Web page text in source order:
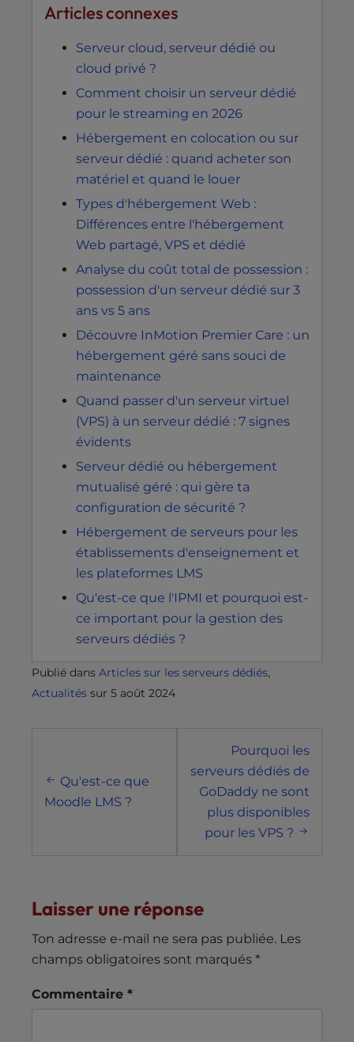
Articles connexes
Serveur cloud, serveur dédié ou
cloud privé ?
Comment choisir un serveur dédié
pour le streaming en 2026
Hébergement en colocation ou sur
serveur dédié : quand acheter son
matériel et quand le louer
Types d'hébergement Web :
Différences entre l'hébergement
Web partagé, VPS et dédié
Analyse du coût total de possession :
possession d'un serveur dédié sur 3
ans vs 5 ans
Découvre InMotion Premier Care : un
hébergement géré sans souci de
maintenance
Quand passer d'un serveur virtuel
(VPS) à un serveur dédié : 7 signes
évidents
Serveur dédié ou hébergement
mutualisé géré : qui gère ta
configuration de sécurité ?
Hébergement de serveurs pour les
établissements d'enseignement et
les plateformes LMS
Qu'est-ce que l'IPMI et pourquoi est-
ce important pour la gestion des
serveurs dédiés ?
Publié dans Articles sur les serveurs dédiés,
Actualités sur 5 août 2024
Qu'est-ce que
Moodle LMS ?
Pourquoi les
serveurs dédiés de
GoDaddy ne sont
plus disponibles
pour les VPS ?
Laisser une réponse
Ton adresse e-mail ne sera pas publiée. Les
champs obligatoires sont marqués *
Commentaire *